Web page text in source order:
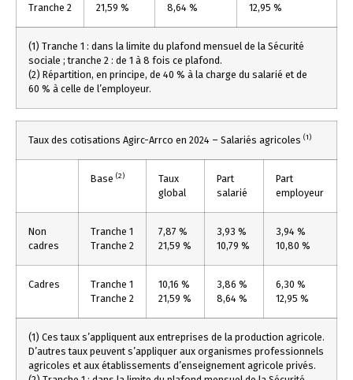
Tranche 2 21,59 % 8,64 % 12,95 %
(1) Tranche 1 : dans la limite du plafond mensuel de la Sécurité
sociale ; tranche 2 : de 1 à 8 fois ce plafond.
(2) Répartition, en principe, de 40 % à la charge du salarié et de
60 % à celle de l’employeur.
Taux des cotisations Agirc-Arrco en 2024 – Salariés agricoles (1)
Base (2)
Taux
global
Part
salarié
Part
employeur
Non
cadres
Tranche 1
Tranche 2
7,87 %
21,59 %
3,93 %
10,79 %
3,94 %
10,80 %
Cadres
Tranche 1
Tranche 2
10,16 %
21,59 %
3,86 %
8,64 %
6,30 %
12,95 %
(1) Ces taux s’appliquent aux entreprises de la production agricole.
D’autres taux peuvent s’appliquer aux organismes professionnels
agricoles et aux établissements d’enseignement agricole privés.